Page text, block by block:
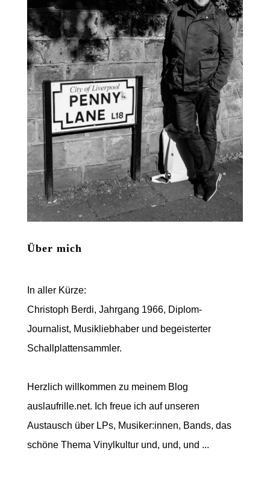
Über mich
In aller Kürze:
Christoph Berdi, Jahrgang 1966, Diplom-
Journalist, Musikliebhaber und begeisterter
Schallplattensammler.
Herzlich willkommen zu meinem Blog
auslaufrille.net. Ich freue ich auf unseren
Austausch über LPs, Musiker:innen, Bands, das
schöne Thema Vinylkultur und, und, und ...